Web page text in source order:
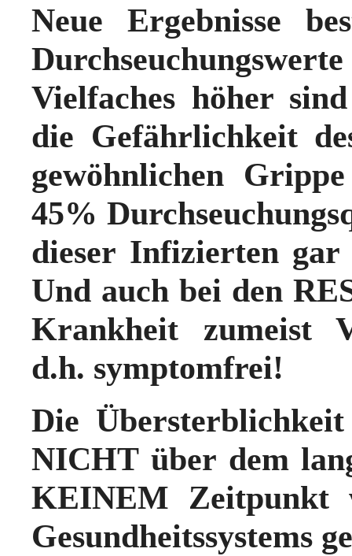
Neue Ergebnisse
Vielfaches höher
die Gefährlichkeit
gewöhnlichen
45%
dieser Infizierten
Und auch bei den
Krankheit zumeist
d.h. symptomfrei!
Die
NICHT über dem
KEINEM Zeitpunkt
Gesundheitssystems